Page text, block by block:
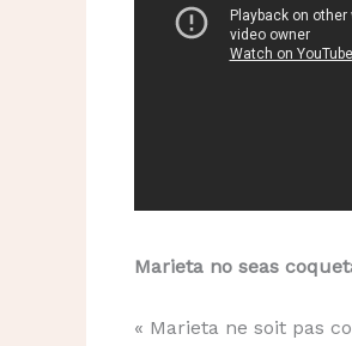
Marieta no seas
« Marieta ne soit pas